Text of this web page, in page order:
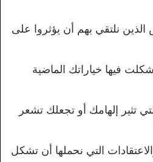
نلتقي بهم أن يؤثروا على
فيها خياراتك الماضية
تثير إلهامك أو تجعلك تشعر
التي نحملها أن تشكل